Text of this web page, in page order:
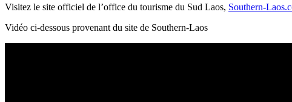
Visitez le site officiel de l’office du tourisme du Sud Laos, Southern-
Vidéo ci-dessous provenant du site de Southern-Laos